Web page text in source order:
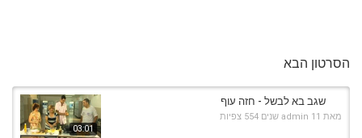
הסרטון הבא
03:01
שגב בא לבשל - חזה עוף
מאת admin 11 שנים 554 צפיות